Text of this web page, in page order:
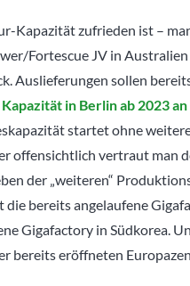
Kapazität zufrieden ist –
Fortescue JV in
Auslieferungen sollen
in Berlin ab 2023
startet ohne
offensichtlich vertraut man
der „weiteren“
bereits angelaufene
Gigafactory in Südkorea.
bereits eröffneten